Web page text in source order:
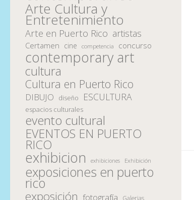
Arte Cultura y
Entretenimiento
Arte en Puerto Rico artistas
Certamen cine competencia concurso
contemporary art
cultura
Cultura en Puerto Rico
DIBUJO diseño ESCULTURA
espacios culturales
evento cultural
EVENTOS EN PUERTO
RICO
exhibicion exhibiciones Exhibición
exposiciones en puerto
rico
exposición fotografía Galerias